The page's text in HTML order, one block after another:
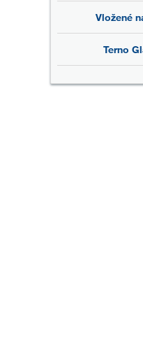
Vložené
Terno